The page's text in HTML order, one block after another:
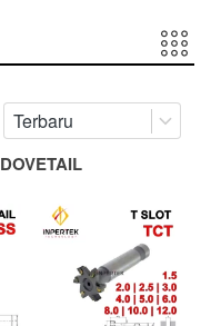
Terbaru
DOVETAIL